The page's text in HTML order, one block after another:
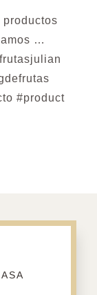
productos
…
#product